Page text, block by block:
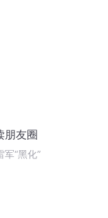
朋友圈
军“黑化”